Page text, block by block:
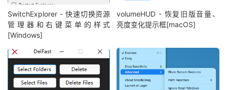
SwitchExplorer - 快速切换资源
管理器和右键菜单的样式
[Windows]
volumeHUD - 恢复旧版音量、
亮度变化提示框[macOS]